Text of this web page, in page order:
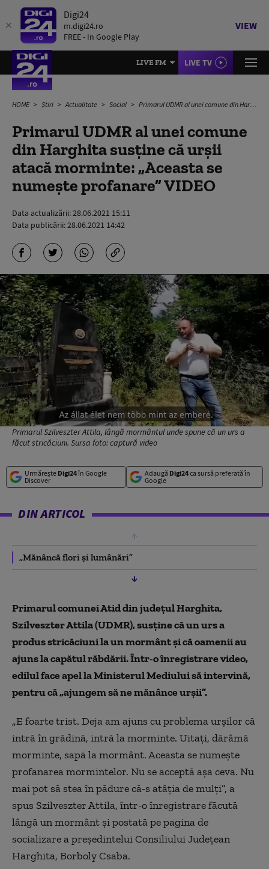
Digi24
m.digi24.ro
FREE - In Google Play
VIEW
LIVE FM LIVE TV
HOME Știri Actualitate Social Primarul UDMR al unei comune din Harghita susține că urșii atacă morminte: „Aceasta se numeşte profanare” VIDEO
Primarul UDMR al unei comune
din Harghita susține că urșii
atacă morminte: „Aceasta se
numeşte profanare” VIDEO
Data actualizării:28.06.2021 15:11
Data publicării:28.06.2021 14:42
Primarul Szilveszter Attila, lângă mormântul unde spune că un urs a
făcut stricăciuni. Sursa foto: captură video
Urmărește Digi24în Google
Discover
Adaugă Digi24ca sursă preferată în
Google
DIN ARTICOL
„Mănâncă flori şi lumânări”
Primarul comunei Atid din județul Harghita,
Szilveszter Attila (UDMR), susține că un urs a
produs stricăciuni la un mormânt şi că oamenii au
ajuns la capătul răbdării. Într-o înregistrare video,
edilul face apel la Ministerul Mediului să intervină,
pentru că „ajungem să ne mănânce urşii”.
„E foarte trist. Deja am ajuns cu problema urşilor că
intră în grădină, intră la morminte. Uitaţi, dărâmă
morminte, sapă la mormânt. Aceasta se numeşte
profanarea mormintelor. Nu se acceptă aşa ceva. Nu
mai pot să stea în pădure că-s atâţia de mulţi”, a
spus Szilveszter Attila, într-o înregistrare făcută
lângă un mormânt şi postată pe pagina de
socializare a preşedintelui Consiliului Judeţean
Harghita, Borboly Csaba.